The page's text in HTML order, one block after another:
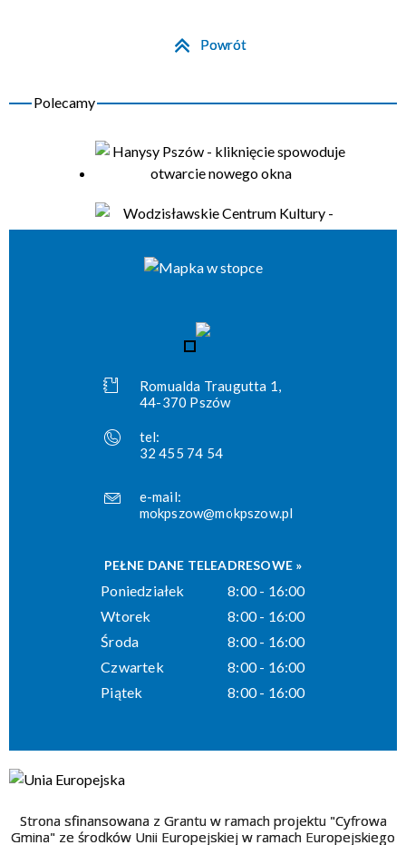
Powrót
Romualda Traugutta 1,
44-370 Pszów
tel:
32 455 74 54
e-mail:
mokpszow@mokpszow.pl
PEŁNE DANE TELEADRESOWE »
Poniedziałek
8:00 - 16:00
Wtorek
8:00 - 16:00
Środa
8:00 - 16:00
Czwartek
8:00 - 16:00
Piątek
8:00 - 16:00
Strona sfinansowana z Grantu w ramach projektu "Cyfrowa
Gmina" ze środków Unii Europejskiej w ramach Europejskiego